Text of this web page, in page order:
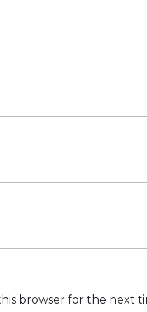
xe
browser for the next